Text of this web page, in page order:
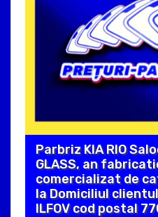
Parbriz KIA RIO
GLASS, an
comercializat de
la Domiciliul
ILFOV cod postal